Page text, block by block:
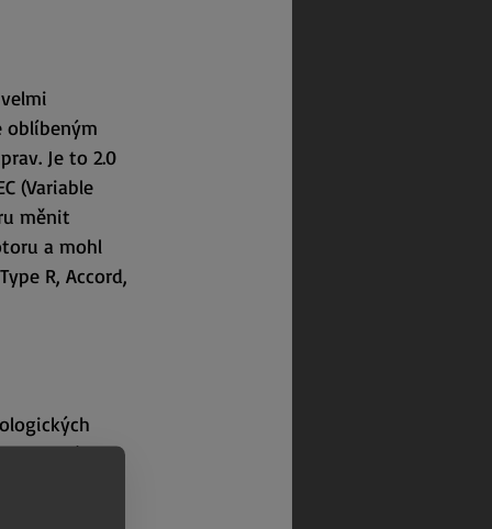
oblíbeným
Je to 2.0
(Variable
měnit
a mohl
R, Accord,
má